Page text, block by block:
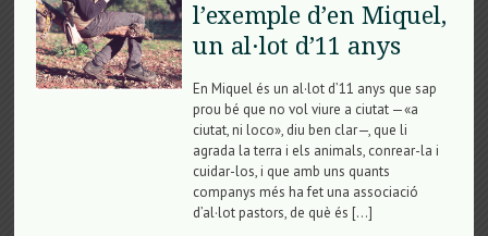
l’exemple d’en Miquel,
un al·lot d’11 anys
En Miquel és un al·lot d’11 anys que sap
prou bé que no vol viure a ciutat —«a
ciutat, ni loco», diu ben clar—, que li
agrada la terra i els animals, conrear-la i
cuidar-los, i que amb uns quants
companys més ha fet una associació
d’al·lot pastors, de què és […]